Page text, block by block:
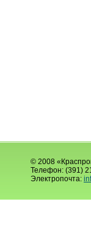
© 2008
Телефон: (391)
Электропочта: